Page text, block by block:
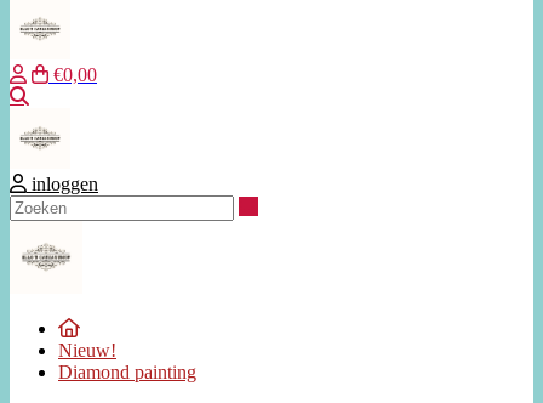
€0,00
inloggen
Nieuw!
Diamond painting